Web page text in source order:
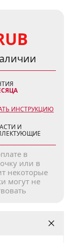
ИНСТРУКЦИЮ
И
в
или в
некоторые
могут не